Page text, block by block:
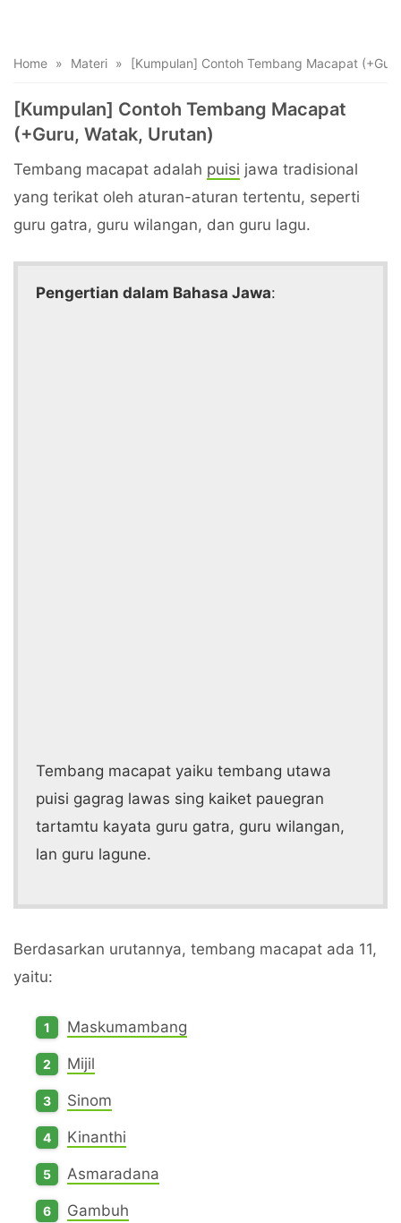
Home » Materi » [Kumpulan] Contoh Tembang Macapat
[Kumpulan] Contoh Tembang Macapat
(+Guru, Watak, Urutan)
Tembang macapat adalah puisi jawa tradisional
yang terikat oleh aturan-aturan tertentu, seperti
guru gatra, guru wilangan, dan guru lagu.
Pengertian dalam Bahasa Jawa:
Tembang macapat yaiku tembang utawa
puisi gagrag lawas sing kaiket pauegran
tartamtu kayata guru gatra, guru wilangan,
lan guru lagune.
Berdasarkan urutannya, tembang macapat ada 11,
yaitu:
Maskumambang
Mijil
Sinom
Kinanthi
Asmaradana
Gambuh